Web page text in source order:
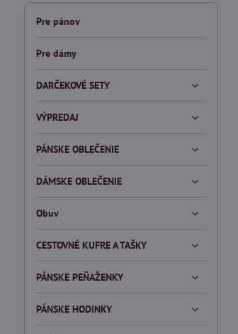
Pre pánov
Pre dámy
DARČEKOVÉ SETY
VÝPREDAJ
PÁNSKE OBLEČENIE
DÁMSKE OBLEČENIE
Obuv
CESTOVNÉ KUFRE A TAŠKY
PÁNSKE PEŇAŽENKY
PÁNSKE HODINKY